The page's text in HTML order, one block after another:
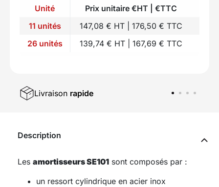
Unité
Prix unitaire €HT | €TTC
11 unités
147,08 € HT | 176,50 € TTC
26 unités
139,74 € HT | 167,69 € TTC
Livraison rapide
Description
Les amortisseurs SE101 sont composés par :
un ressort cylindrique en acier inox